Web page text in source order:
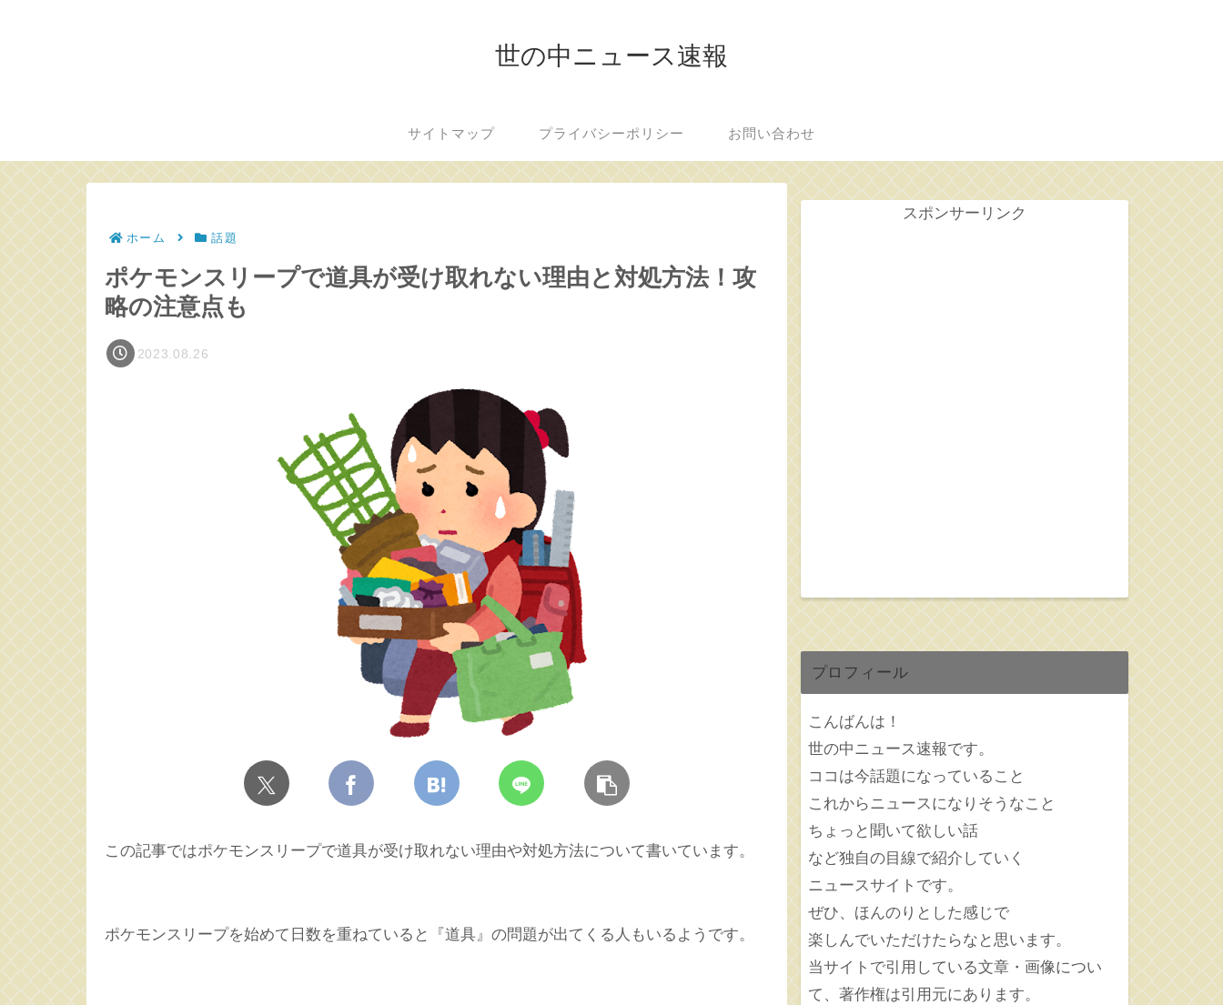
世の中ニュース速報
サイトマップ プライバシーポリシー お問い合わせ
ホーム 話題
ポケモンスリープで道具が受け取れない理由と対処方法！攻
略の注意点も
2023.08.26
この記事ではポケモンスリープで道具が受け取れない理由や対処方法について書いています。
ポケモンスリープを始めて日数を重ねていると『道具』の問題が出てくる人もいるようです。
スポンサーリンク
プロフィール
こんばんは！
世の中ニュース速報です。
ココは今話題になっていること
これからニュースになりそうなこと
ちょっと聞いて欲しい話
など独自の目線で紹介していく
ニュースサイトです。
ぜひ、ほんのりとした感じで
楽しんでいただけたらなと思います。
当サイトで引用している文章・画像につい
て、著作権は引用元にあります。